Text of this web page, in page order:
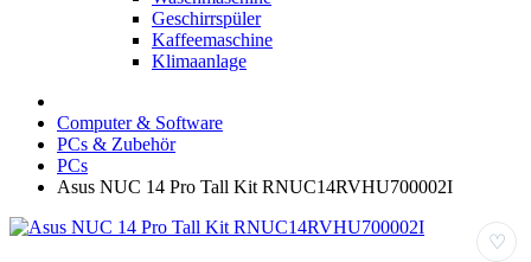
Geschirrspüler
Kaffeemaschine
Klimaanlage
Computer & Software
PCs & Zubehör
PCs
Asus NUC 14 Pro Tall Kit RNUC14RVHU700002I
♡